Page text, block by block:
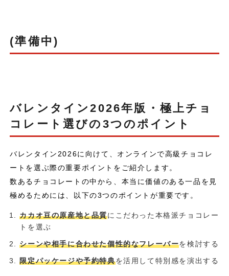
(準備中)
バレンタイン2026年版・極上チョ
コレート選びの3つのポイント
バレンタイン2026に向けて、オンラインで高級チョコレ
ートを選ぶ際の重要ポイントをご紹介します。
数あるチョコレートの中から、本当に価値のある一品を見
極めるためには、以下の3つのポイントが重要です。
カカオ豆の原産地と品質にこだわった本格派チョコレー
トを選ぶ
シーンや相手に合わせた個性的なフレーバーを検討する
限定パッケージや予約特典を活用して特別感を演出する